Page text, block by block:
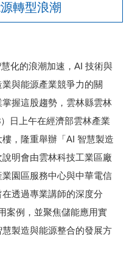
轉型浪潮
化的浪潮加速，AI 技術與
與能源產業競爭力的關
握這股趨勢，雲林縣雲林
日上午在經濟部雲林產業
，隆重舉辦「AI 智慧製造
明會由雲林科技工業區廠
園區服務中心與中華電信
透過專業講師的深度分
案例，並聚焦儲能應用實
製造與能源整合的發展方